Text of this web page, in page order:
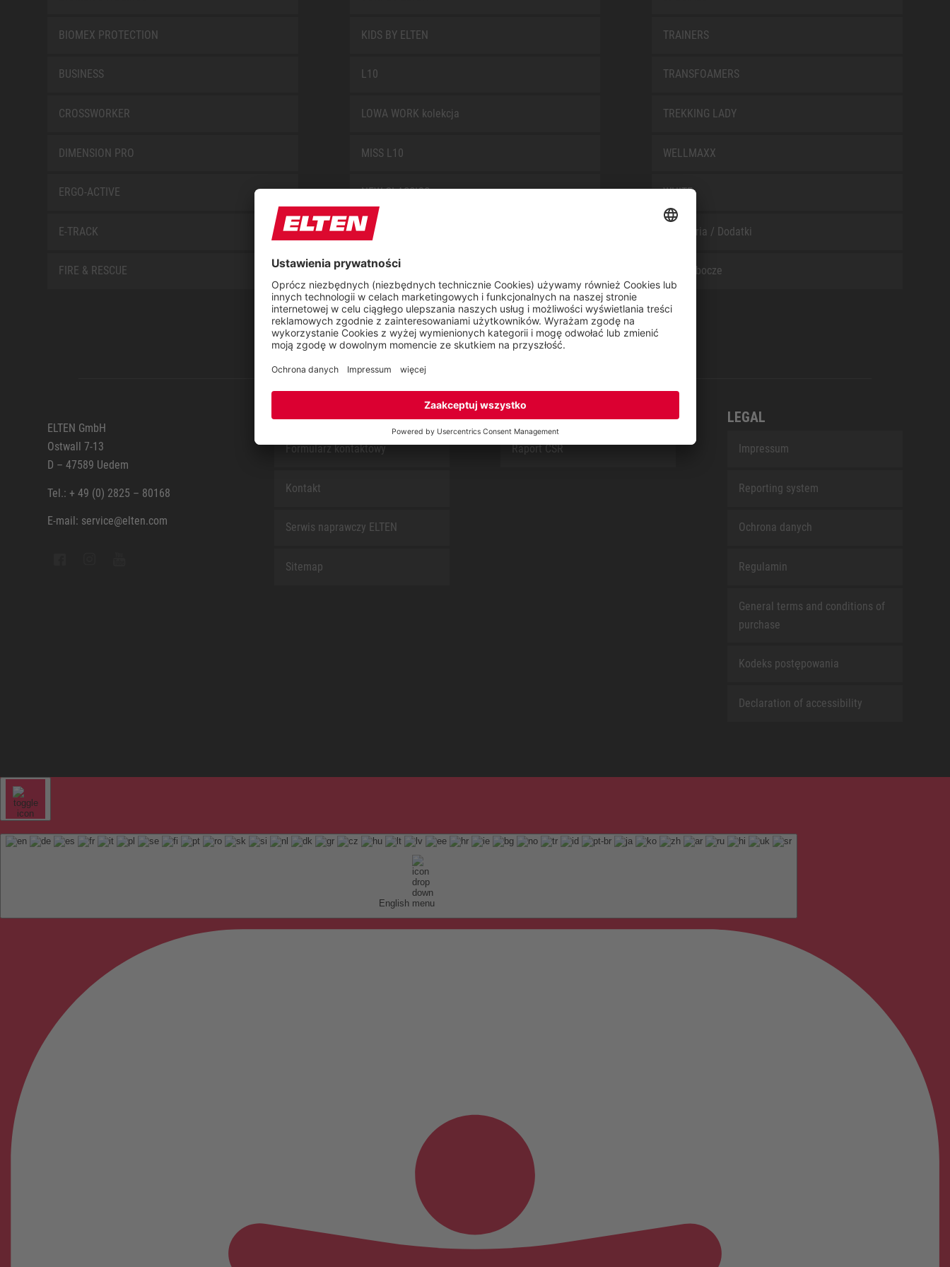
BIOMEX PROTECTION
BUSINESS
CROSSWORKER
DIMENSION PRO
ERGO-ACTIVE
E-TRACK
FIRE & RESCUE
KIDS BY ELTEN
L10
LOWA WORK kolekcja
MISS L10
NEW CLASSICS
NOVA
RETRO
SAFEGUARD
TRAINERS
TRANSFOAMERS
TREKKING LADY
WELLMAXX
WHITE
Akcesoria / Dodatki
Buty robocze
ELTEN GmbH
Ostwall 7-13
D – 47589 Uedem
Tel.: + 49 (0) 2825 – 80168
E-mail: service@elten.com
SERWIS
Formularz kontaktowy
Kontakt
Serwis naprawczy ELTEN
Sitemap
O NAS
Raport CSR
LEGAL
Impressum
Reporting system
Ochrona danych
Regulamin
General terms and conditions of
purchase
Kodeks postępowania
Declaration of accessibility
English